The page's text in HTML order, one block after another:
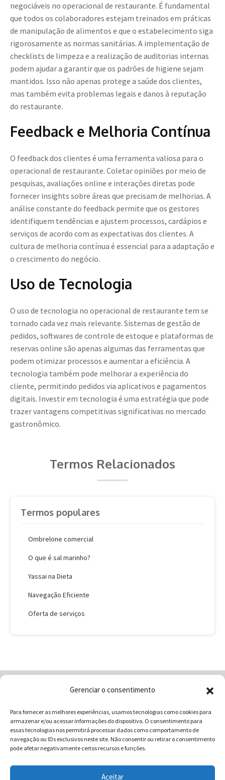
Gerenciar o consentimento
Para fornecer as melhores experiências, usamos tecnologias como cookies para
armazenar e/ou acessar informações do dispositivo. O consentimento para
essas tecnologias nos permitirá processar dados como comportamento de
navegação ou IDs exclusivos neste site. Não consentir ou retirar o consentimento
pode afetar negativamente certos recursos e funções.
Aceitar
negociáveis no operacional de restaurante. É fundamental
que todos os colaboradores estejam treinados em práticas
de manipulação de alimentos e que o estabelecimento siga
rigorosamente as normas sanitárias. A implementação de
checklists de limpeza e a realização de auditorias internas
podem ajudar a garantir que os padrões de higiene sejam
mantidos. Isso não apenas protege a saúde dos clientes,
mas também evita problemas legais e danos à reputação
do restaurante.
Feedback e Melhoria Contínua
O feedback dos clientes é uma ferramenta valiosa para o
operacional de restaurante. Coletar opiniões por meio de
pesquisas, avaliações online e interações diretas pode
fornecer insights sobre áreas que precisam de melhorias. A
análise constante do feedback permite que os gestores
identifiquem tendências e ajustem processos, cardápios e
serviços de acordo com as expectativas dos clientes. A
cultura de melhoria contínua é essencial para a adaptação e
o crescimento do negócio.
Uso de Tecnologia
O uso de tecnologia no operacional de restaurante tem se
tornado cada vez mais relevante. Sistemas de gestão de
pedidos, softwares de controle de estoque e plataformas de
reservas online são apenas algumas das ferramentas que
podem otimizar processos e aumentar a eficiência. A
tecnologia também pode melhorar a experiência do
cliente, permitindo pedidos via aplicativos e pagamentos
digitais. Investir em tecnologia é uma estratégia que pode
trazer vantagens competitivas significativas no mercado
gastronômico.
Termos Relacionados
Termos populares
Ombrelone comercial
O que é sal marinho?
Yassai na Dieta
Navegação Eficiente
Oferta de serviços
Contatos
Receitas
Blog
Vocabulário da Gastronomia